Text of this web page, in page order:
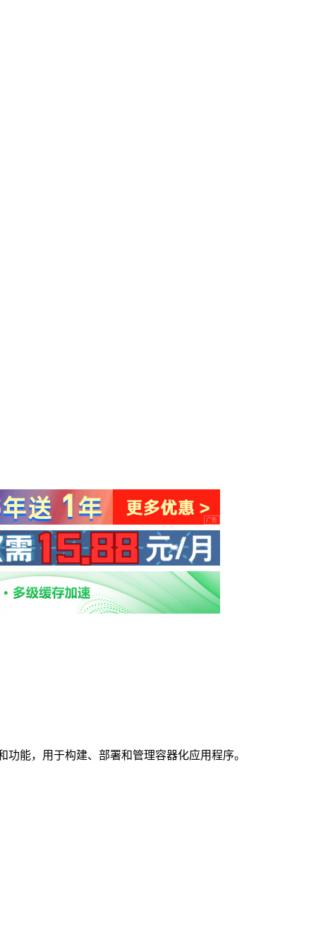
能，用于构建、部署和管理容器化应用程序。